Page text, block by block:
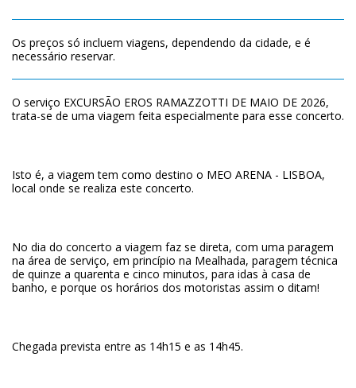
Os preços só incluem viagens, dependendo da cidade, e é
necessário reservar.
O serviço EXCURSÃO EROS RAMAZZOTTI DE MAIO DE 2026,
trata-se de uma viagem feita especialmente para esse concerto.
Isto é, a viagem tem como destino o MEO ARENA - LISBOA,
local onde se realiza este concerto.
No dia do concerto a viagem faz se direta, com uma paragem
na área de serviço, em princípio na Mealhada, paragem técnica
de quinze a quarenta e cinco minutos, para idas à casa de
banho, e porque os horários dos motoristas assim o ditam!
Chegada prevista entre as 14h15 e as 14h45.